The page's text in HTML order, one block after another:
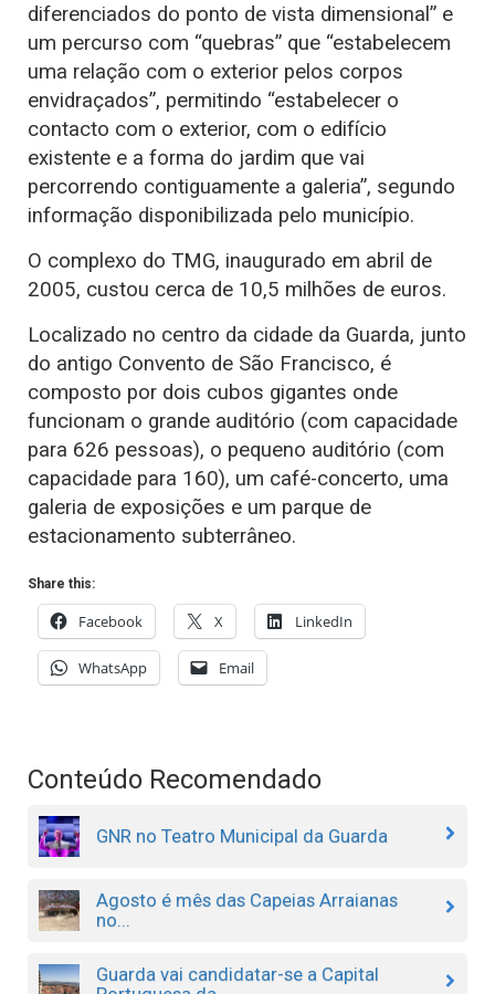
diferenciados do ponto de vista dimensional” e
um percurso com “quebras” que “estabelecem
uma relação com o exterior pelos corpos
envidraçados”, permitindo “estabelecer o
contacto com o exterior, com o edifício
existente e a forma do jardim que vai
percorrendo contiguamente a galeria”, segundo
informação disponibilizada pelo município.
O complexo do TMG, inaugurado em abril de
2005, custou cerca de 10,5 milhões de euros.
Localizado no centro da cidade da Guarda, junto
do antigo Convento de São Francisco, é
composto por dois cubos gigantes onde
funcionam o grande auditório (com capacidade
para 626 pessoas), o pequeno auditório (com
capacidade para 160), um café-concerto, uma
galeria de exposições e um parque de
estacionamento subterrâneo.
Share this:
Facebook X LinkedIn
WhatsApp Email
Conteúdo Recomendado
GNR no Teatro Municipal da Guarda
Agosto é mês das Capeias Arraianas
no...
Guarda vai candidatar-se a Capital